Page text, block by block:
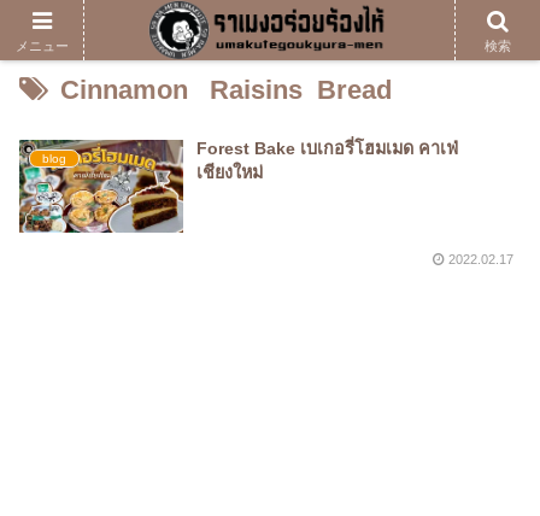
Cinnamon Raisins Bread
blog
Forest Bake เบเกอรี่โฮมเมด คาเฟ่
เชียงใหม่
2022.02.17
メニュー 検索